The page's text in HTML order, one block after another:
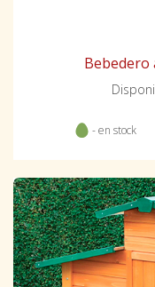
Bebedero
- en stock